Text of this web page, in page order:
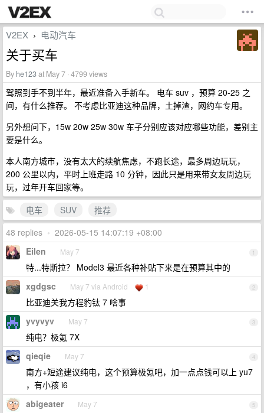
V2EX › 电动汽车
关于买车
By he123at May 7 · 4799 views
驾照到手不到半年，最近准备入手新车。 电车 suv ，预算 20-25 之
间，有什么推荐。 不考虑比亚迪这种品牌，土掉渣，网约车专用。
另外想问下，15w 20w 25w 30w 车子分别应该对应哪些功能，差别主
要是什么。
本人南方城市，没有太大的续航焦虑，不跑长途，最多周边玩玩，
200 公里以内，平时上班走路 10 分钟，因此只是用来带女友周边玩
玩，过年开车回家等。
电车
SUV
推荐
48 replies • 2026-05-15 14:07:19 +08:00
1
Eilen May 7
特...特斯拉？ Model3 最近各种补贴下来是在预算其中的
2
xgdgsc May 7 via Android 1
比亚迪关我方程豹钛 7 啥事
3
yvyvyv May 7
纯电？极氪 7X
4
qieqie May 7
南方+短途建议纯电，这个预算极氪吧，加一点点钱可以上 yu7
，有小孩 i6
5
abigeater May 7